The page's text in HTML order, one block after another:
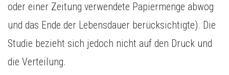
oder einer Zeitung verwendete Papiermenge abwog
und das Ende der Lebensdauer berücksichtigte). Die
Studie bezieht sich jedoch nicht auf den Druck und
die Verteilung.